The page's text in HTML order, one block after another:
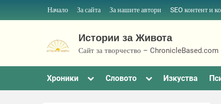
to
Начало За сайта За нашите автори SEO контент и
Истории за Живота
Сайт за творчество – ChronicleBased.com
Хроники
ToggleСловото
ToggleИзкуства